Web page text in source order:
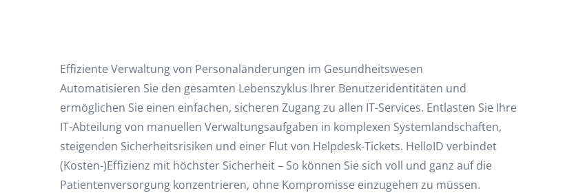
Effiziente Verwaltung von Personaländerungen im Gesundheitswesen
Automatisieren Sie den gesamten Lebenszyklus Ihrer Benutzeridentitäten und
ermöglichen Sie einen einfachen, sicheren Zugang zu allen IT-Services. Entlasten Sie Ihre
IT-Abteilung von manuellen Verwaltungsaufgaben in komplexen Systemlandschaften,
steigenden Sicherheitsrisiken und einer Flut von Helpdesk-Tickets. HelloID verbindet
(Kosten-)Effizienz mit höchster Sicherheit – So können Sie sich voll und ganz auf die
Patientenversorgung konzentrieren, ohne Kompromisse einzugehen zu müssen.